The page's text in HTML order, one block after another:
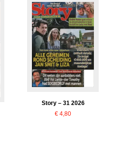
Story – 31 2026
€ 4,80